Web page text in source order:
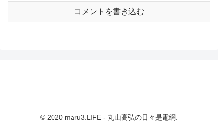
コメントを書き込む
© 2020 maru3.LIFE - 丸山高弘の日々是電網.